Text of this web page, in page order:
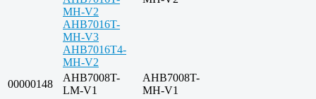
MH-V2
AHB7016T-
MH-V3
AHB7016T4-
MH-V2
00000148
AHB7008T-
LM-V1
AHB7008T-
MH-V1